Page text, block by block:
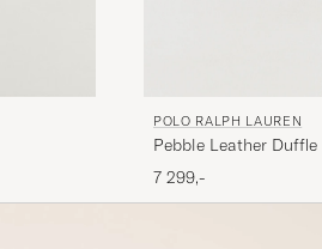
POLO RALPH LAUREN
Pebble Leather Duffle
7 299,-